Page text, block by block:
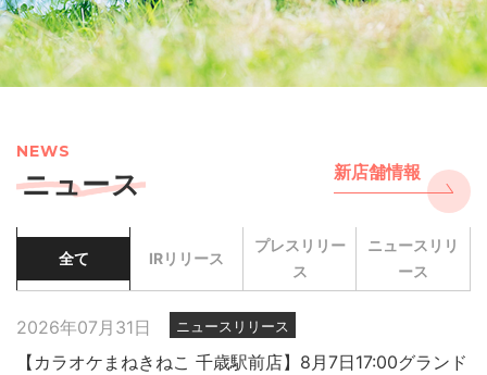
NEWS
ニュース 新店舗情報
全て IRリリース
プレスリリー
ス
ニュースリリ
ース
2026年07月31日 ニュースリリース
【カラオケまねきねこ 千歳駅前店】8月7日17:00グランド